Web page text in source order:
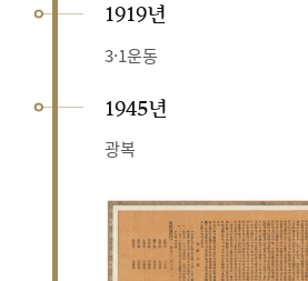
1919년
3·1운동
1945년
광복